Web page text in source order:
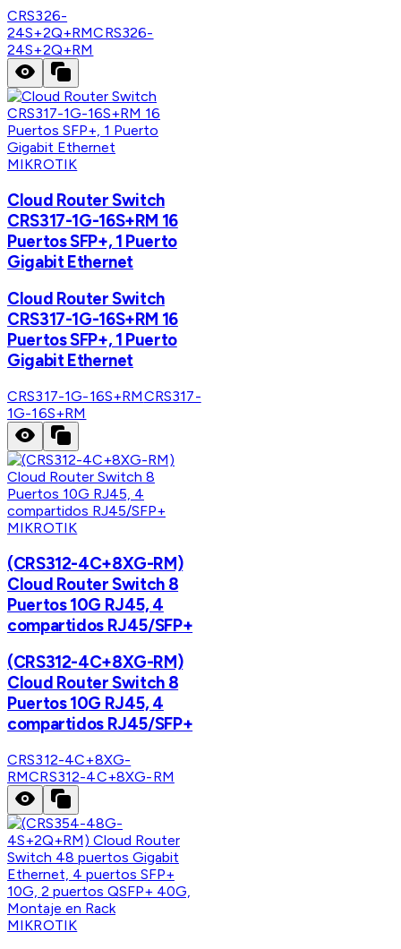
CRS326-
24S+2Q+RMCRS326-
24S+2Q+RM
MIKROTIK
Cloud Router Switch
CRS317-1G-16S+RM 16
Puertos SFP+, 1 Puerto
Gigabit Ethernet
Cloud Router Switch
CRS317-1G-16S+RM 16
Puertos SFP+, 1 Puerto
Gigabit Ethernet
CRS317-1G-16S+RMCRS317-
1G-16S+RM
MIKROTIK
(CRS312-4C+8XG-RM)
Cloud Router Switch 8
Puertos 10G RJ45, 4
compartidos RJ45/SFP+
(CRS312-4C+8XG-RM)
Cloud Router Switch 8
Puertos 10G RJ45, 4
compartidos RJ45/SFP+
CRS312-4C+8XG-
RMCRS312-4C+8XG-RM
MIKROTIK